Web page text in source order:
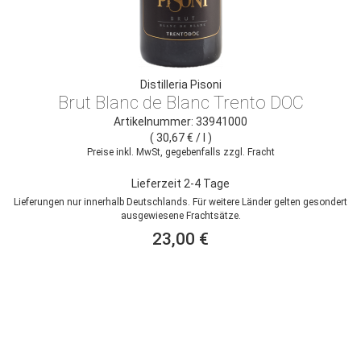
Distilleria Pisoni
Brut Blanc de Blanc Trento DOC
Artikelnummer: 33941000
( 30,67 € / l )
Preise inkl. MwSt, gegebenfalls zzgl. Fracht
Lieferzeit 2-4 Tage
Lieferungen nur innerhalb Deutschlands. Für weitere Länder gelten gesondert
ausgewiesene Frachtsätze.
23,00 €